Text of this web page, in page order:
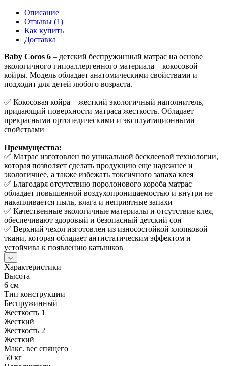
Описание
Отзывы (1)
Как купить
Доставка
Baby Cocos 6 – детский беспружинный матрас на основе
экологичного гипоаллергенного материала – кокосовой
койры. Модель обладает анатомическими свойствами и
подходит для детей любого возраста.
✅ Кокосовая койра – жесткий экологичный наполнитель,
придающий поверхности матраса жесткость. Обладает
прекрасными ортопедическими и эксплуатационными
свойствами
Преимущества:
✅ Матрас изготовлен по уникальной бесклеевой технологии,
которая позволяет сделать продукцию еще надежнее и
экологичнее, а также избежать токсичного запаха клея
✅ Благодаря отсутствию поролонового короба матрас
обладает повышенной воздухопроницаемостью и внутри не
накапливается пыль, влага и неприятные запахи
✅ Качественные экологичные материалы и отсутствие клея,
обеспечивают здоровый и безопасный детский сон
✅ Верхний чехол изготовлен из износостойкой хлопковой
ткани, которая обладает антистатическим эффектом и
устойчива к появлению катышков
Характеристики
Высота
6 см
Тип конструкции
Беспружинный
Жесткость 1
Жесткий
Жесткость 2
Жесткий
Макс. вес спящего
50 кг